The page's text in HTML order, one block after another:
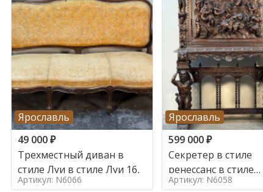
Ярославль
49 000₽
Трехместный диван в
стиле Луи в стиле Луи 16,
Артикул: N6066
Ярославль
599 000₽
Секретер в стиле
ренессанс в стиле
ренессанс, 19 век
Артикул: N6058